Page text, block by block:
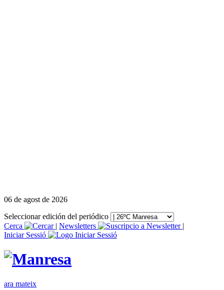
06 de agost de 2026
Seleccionar edición del periódico
Cerca
| Newsletters
|
Iniciar Sessió
ara mateix